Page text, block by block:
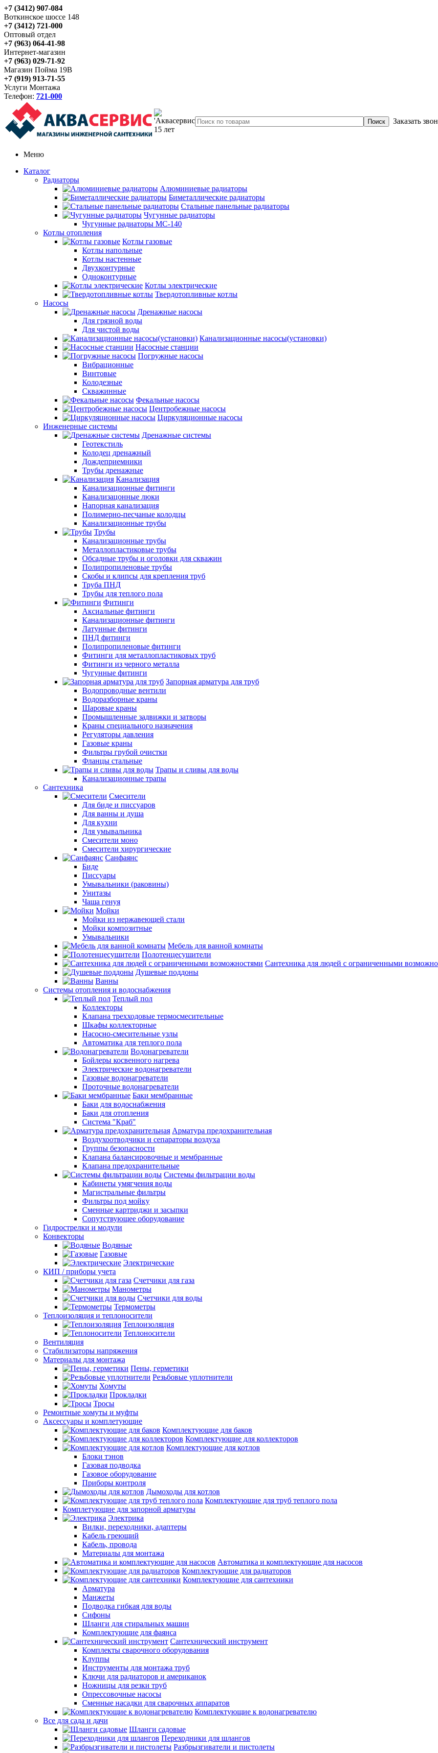
+7 (3412) 907-084
Воткинское шоссе 148
+7 (3412) 721-000
Оптовый отдел
+7 (963) 064-41-98
Интернет-магазин
+7 (963) 029-71-92
Магазин Пойма 19В
+7 (919) 913-71-55
Услуги Монтажа
Телефон: 721-000
Заказать
Меню
Каталог
Радиаторы
Алюминиевые радиаторы
Биметаллические радиаторы
Стальные панельные радиаторы
Чугунные радиаторы
Чугунные радиаторы МС-140
Котлы отопления
Котлы газовые
Котлы напольные
Котлы настенные
Двухконтурные
Одноконтурные
Котлы электрические
Твердотопливные котлы
Насосы
Дренажные насосы
Для грязной воды
Для чистой воды
Канализационные насосы(установки)
Насосные станции
Погружные насосы
Вибрационные
Винтовые
Колодезные
Скважинные
Фекальные насосы
Центробежные насосы
Циркуляционные насосы
Инженерные системы
Дренажные системы
Геотекстиль
Колодец дренажный
Дождеприемники
Трубы дренажные
Канализация
Канализационные фитинги
Канализацонные люки
Напорная канализация
Полимерно-песчаные колодцы
Канализационные трубы
Трубы
Канализационные трубы
Металлопластиковые трубы
Обсадные трубы и оголовки для скважин
Полипропиленовые трубы
Скобы и клипсы для крепления труб
Труба ПНД
Трубы для теплого пола
Фитинги
Аксиальные фитинги
Канализационные фитинги
Латунные фитинги
ПНД фитинги
Полипропиленовые фитинги
Фитинги для металлопластиковых труб
Фитинги из черного металла
Чугунные фитинги
Запорная арматура для труб
Водопроводные вентили
Водоразборные краны
Шаровые краны
Промышленные задвижки и затворы
Краны специального назначения
Регуляторы давления
Газовые краны
Фильтры грубой очистки
Фланцы стальные
Трапы и сливы для воды
Канализационные трапы
Сантехника
Смесители
Для биде и писсуаров
Для ванны и душа
Для кухни
Для умывальника
Смесители моно
Смесители хирургические
Санфаянс
Биде
Писсуары
Умывальники (раковины)
Унитазы
Чаша генуя
Мойки
Мойки из нержавеющей стали
Мойки композитные
Умывальники
Мебель для ванной комнаты
Полотенцесушители
Сантехника для людей с ограниченными
Душевые поддоны
Ванны
Системы отопления и водоснабжения
Теплый пол
Коллекторы
Клапана трехходовые термосмесительные
Шкафы коллекторные
Насосно-смесительные узлы
Автоматика для теплого пола
Водонагреватели
Бойлеры косвенного нагрева
Электрические водонагреватели
Газовые водонагреватели
Проточные водонагреватели
Баки мембранные
Баки для водоснабжения
Баки для отопления
Система "Краб"
Арматура предохранительная
Воздухоотводчики и сепараторы воздуха
Группы безопасности
Клапана балансировочные и мембранные
Клапана предохранительные
Системы фильтрации воды
Кабинеты умягчения воды
Магистральные фильтры
Фильтры под мойку
Сменные картриджи и засыпки
Сопутствующее оборудование
Гидрострелки и модули
Конвекторы
Водяные
Газовые
Электрические
КИП / приборы учета
Счетчики для газа
Манометры
Счетчики для воды
Термометры
Теплоизоляция и теплоносители
Теплоизоляция
Теплоносители
Вентиляция
Стабилизаторы напряжения
Материалы для монтажа
Пены, герметики
Резьбовые уплотнители
Хомуты
Прокладки
Тросы
Ремонтные хомуты и муфты
Аксессуары и комплетующие
Комплектующие для баков
Комплектующие для коллекторов
Комплектующие для котлов
Блоки тэнов
Газовая подводка
Газовое оборудование
Приборы контроля
Дымоходы для котлов
Комплектующие для труб теплого пола
Комплетующие для запорной арматуры
Электрика
Вилки, переходники, адаптеры
Кабель греющий
Кабель, провода
Материалы для монтажа
Автоматика и комплектующие для насосов
Комплектующие для радиаторов
Комплектующие для сантехники
Арматура
Манжеты
Подводка гибкая для воды
Сифоны
Шланги для стиральных машин
Комплектующие для фаянса
Сантехнический инструмент
Комплекты сварочного оборудования
Клуппы
Инструменты для монтажа труб
Ключи для радиаторов и американок
Ножницы для резки труб
Опрессовочные насосы
Сменные насадки для сварочных аппаратов
Комплектующие к водонагревателю
Все для сада и дачи
Шланги садовые
Переходники для шлангов
Разбрызгиватели и пистолеты